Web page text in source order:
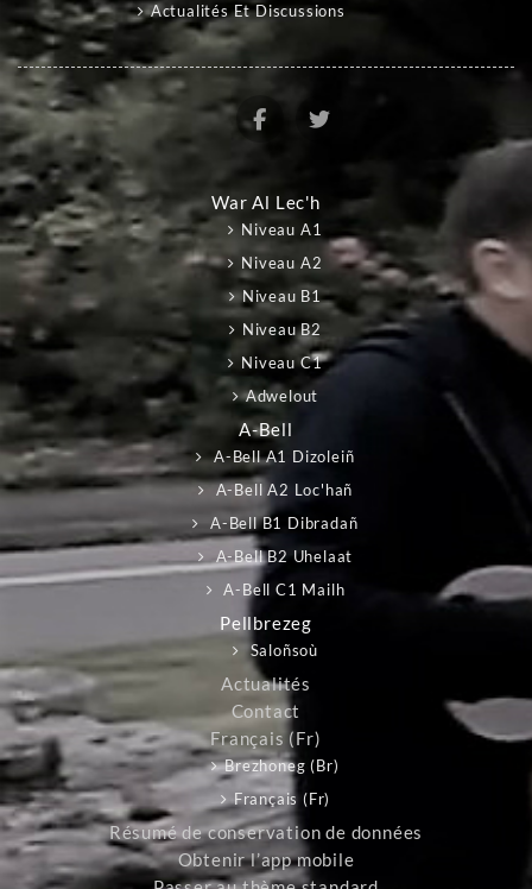
Actualités Et Discussions
War Al Lec'h
Niveau A1
Niveau A2
Niveau B1
Niveau B2
Niveau C1
Adwelout
A-Bell
A-Bell A1 Dizoleiñ
A-Bell A2 Loc'hañ
A-Bell B1 Dibradañ
A-Bell B2 Uhelaat
A-Bell C1 Mailh
Pellbrezeg
Saloñsoù
Actualités
Contact
Français ‎(fr)‎
Brezhoneg ‎(br)‎
Français ‎(fr)‎
Résumé de conservation de données
Obtenir l’app mobile